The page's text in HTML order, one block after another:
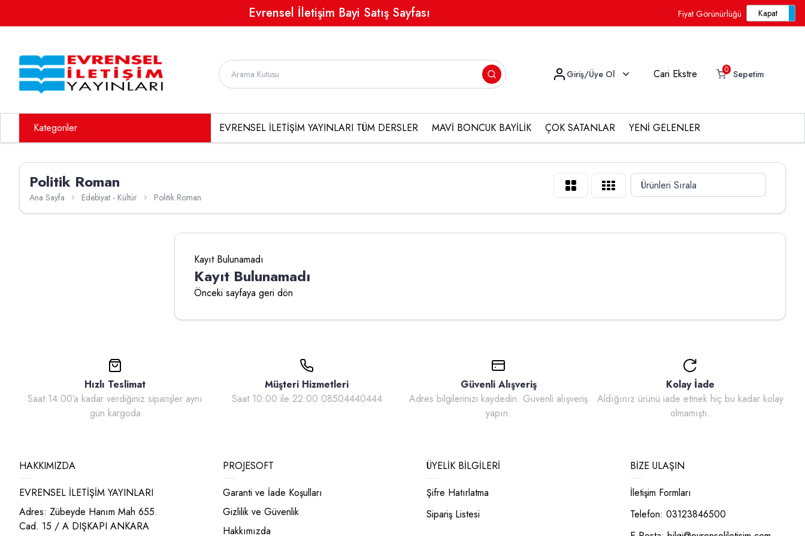
Evrensel İletişim Bayi Satış Sayfası Fiyat Görünürlüğü
Giriş/Üye Ol Cari Ekstre 0 Sepetim
Kategoriler EVRENSEL İLETİŞİM YAYINLARI TÜM DERSLER MAVİ BONCUK BAYİLİK ÇOK SATANLAR YENİ GELENLER
Politik Roman
Ana Sayfa Edebiyat - Kültür Politik Roman
Kayıt Bulunamadı
Kayıt Bulunamadı
Önceki sayfaya geri dön
Hızlı Teslimat
Saat 14:00’a kadar verdiğiniz siparişler aynı
gün kargoda
Müşteri Hizmetleri
Saat 10:00 ile 22:00 08504440444
Güvenli Alışveriş
Adres bilgilerinizi kaydedin. Güvenli alışveriş
yapın.
Kolay İade
Aldığınız ürünü iade etmek hiç bu kadar kolay
olmamıştı.
HAKKIMIZDA
EVRENSEL İLETİŞİM YAYINLARI
Adres: Zübeyde Hanım Mah 655.
Cad. 15 / A DIŞKAPI ANKARA
PROJESOFT
Garanti ve İade Koşulları
Gizlilik ve Güvenlik
Hakkımızda
ÜYELIK BILGILERI
Şifre Hatırlatma
Sipariş Listesi
BIZE ULAŞIN
İletişim Formları
Telefon: 03123846500